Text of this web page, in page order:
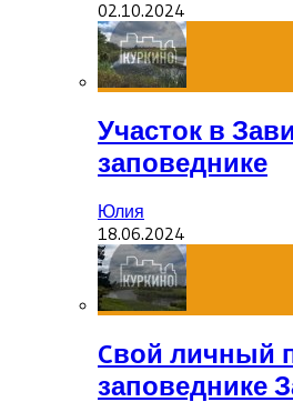
02.10.2024
Участок в
заповеднике
Юлия
18.06.2024
Cвой личный
заповеднике